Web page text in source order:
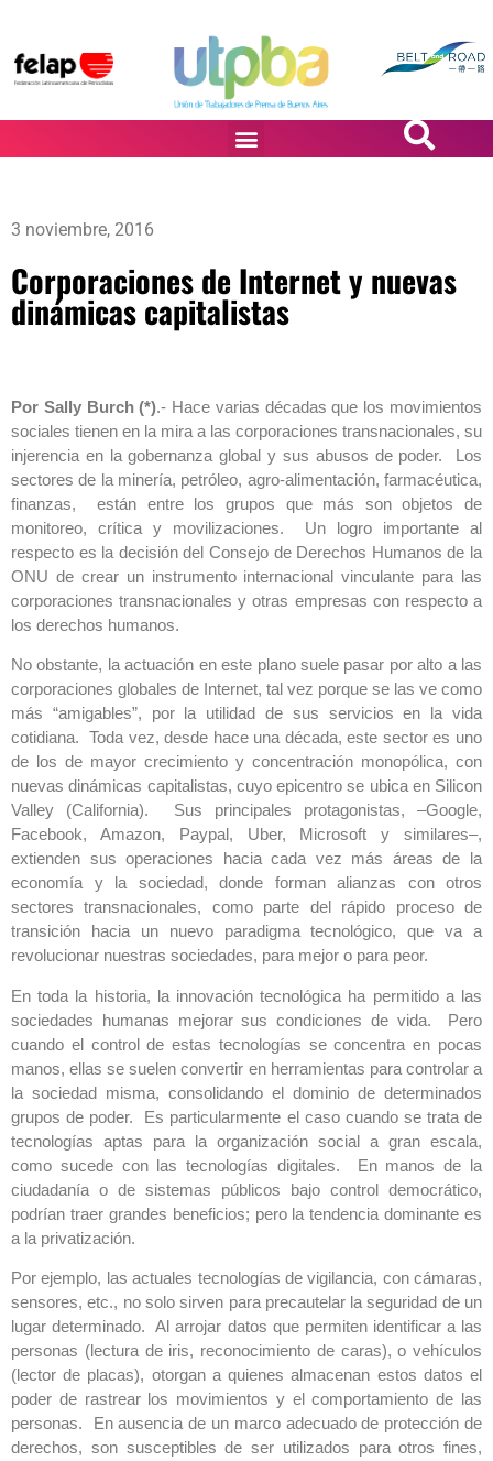
3 noviembre, 2016
Corporaciones de Internet y nuevas
dinámicas capitalistas
Por Sally Burch (*).- Hace varias décadas que los movimientos
sociales tienen en la mira a las corporaciones transnacionales, su
injerencia en la gobernanza global y sus abusos de poder. Los
sectores de la minería, petróleo, agro-alimentación, farmacéutica,
finanzas, están entre los grupos que más son objetos de
monitoreo, crítica y movilizaciones. Un logro importante al
respecto es la decisión del Consejo de Derechos Humanos de la
ONU de crear un instrumento internacional vinculante para las
corporaciones transnacionales y otras empresas con respecto a
los derechos humanos.
No obstante, la actuación en este plano suele pasar por alto a las
corporaciones globales de Internet, tal vez porque se las ve como
más “amigables”, por la utilidad de sus servicios en la vida
cotidiana. Toda vez, desde hace una década, este sector es uno
de los de mayor crecimiento y concentración monopólica, con
nuevas dinámicas capitalistas, cuyo epicentro se ubica en Silicon
Valley (California). Sus principales protagonistas, –Google,
Facebook, Amazon, Paypal, Uber, Microsoft y similares–,
extienden sus operaciones hacia cada vez más áreas de la
economía y la sociedad, donde forman alianzas con otros
sectores transnacionales, como parte del rápido proceso de
transición hacia un nuevo paradigma tecnológico, que va a
revolucionar nuestras sociedades, para mejor o para peor.
En toda la historia, la innovación tecnológica ha permitido a las
sociedades humanas mejorar sus condiciones de vida. Pero
cuando el control de estas tecnologías se concentra en pocas
manos, ellas se suelen convertir en herramientas para controlar a
la sociedad misma, consolidando el dominio de determinados
grupos de poder. Es particularmente el caso cuando se trata de
tecnologías aptas para la organización social a gran escala,
como sucede con las tecnologías digitales. En manos de la
ciudadanía o de sistemas públicos bajo control democrático,
podrían traer grandes beneficios; pero la tendencia dominante es
a la privatización.
Por ejemplo, las actuales tecnologías de vigilancia, con cámaras,
sensores, etc., no solo sirven para precautelar la seguridad de un
lugar determinado. Al arrojar datos que permiten identificar a las
personas (lectura de iris, reconocimiento de caras), o vehículos
(lector de placas), otorgan a quienes almacenan estos datos el
poder de rastrear los movimientos y el comportamiento de las
personas. En ausencia de un marco adecuado de protección de
derechos, son susceptibles de ser utilizados para otros fines,